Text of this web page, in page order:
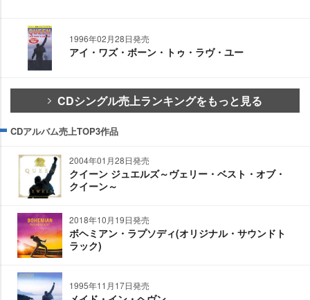
1996年02月28日発売
アイ・ワズ・ボーン・トゥ・ラヴ・ユー
CDシングル売上ランキングをもっと見る
CDアルバム売上TOP3作品
2004年01月28日発売
クイーン ジュエルズ～ヴェリー・ベスト・オブ・
クイーン～
2018年10月19日発売
ボヘミアン・ラプソディ(オリジナル・サウンドト
ラック)
1995年11月17日発売